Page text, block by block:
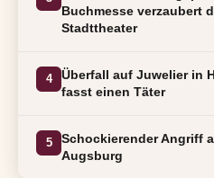
Buchmesse verzaubert
Stadttheater
4
Überfall auf Juwelier in
fasst einen Täter
5
Schockierender Angriff
Augsburg